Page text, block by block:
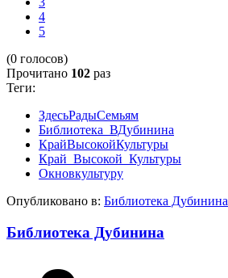
4
5
(0 голосов)
Прочитано 102 раз
Теги:
ЗдесьРадыСемьям
Библиотека_ВДубинина
КрайВысокойКультуры
Край_Высокой_Культуры
Окновкультуру
Опубликовано в: Библиотека Дубинина
Библиотека Дубинина